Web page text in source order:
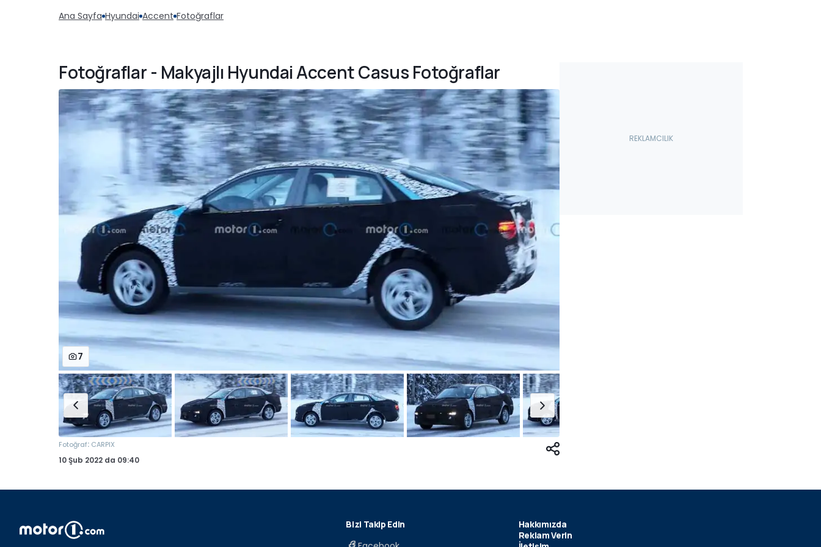
Ana Sayfa Hyundai Accent Fotoğraflar
Fotoğraflar - Makyajlı Hyundai Accent Casus Fotoğraflar
7
Fotoğraf: CARPIX
10 Şub 2022 da 09:40
Bizi Takip Edin
Hakkımızda
Reklam Verin